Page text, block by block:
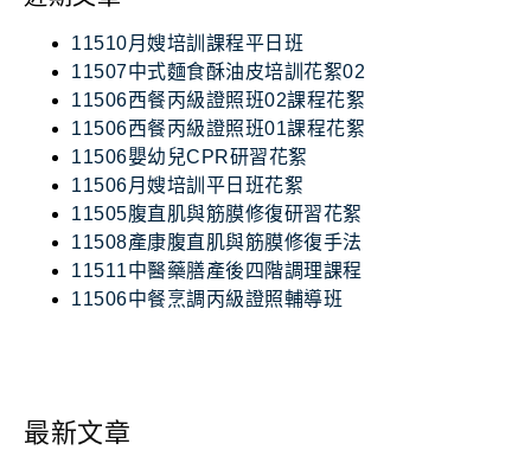
11510月嫂培訓課程平日班
11507中式麵食酥油皮培訓花絮02
11506西餐丙級證照班02課程花絮
11506西餐丙級證照班01課程花絮
11506嬰幼兒CPR研習花絮
11506月嫂培訓平日班花絮
11505腹直肌與筋膜修復研習花絮
11508產康腹直肌與筋膜修復手法
11511中醫藥膳產後四階調理課程
11506中餐烹調丙級證照輔導班
最新文章